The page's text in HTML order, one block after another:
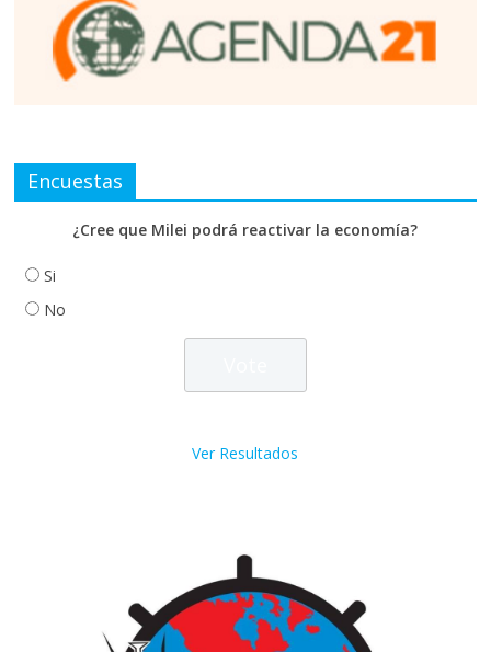
Encuestas
¿Cree que Milei podrá reactivar la economía?
Si
No
Ver Resultados